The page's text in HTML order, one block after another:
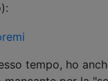
tempo, ho